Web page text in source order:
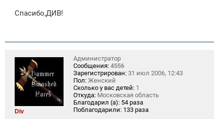
б
и
Спасибо,ДИВ!
Div
Администратор
Сообщения: 4556
Зарегистрирован: 31 июл 2006, 12:43
Пол: Женский
Сколько у вас детей: 1
Откуда: Московская область
Благодарил (а): 54 раза
Поблагодарили: 133 раза